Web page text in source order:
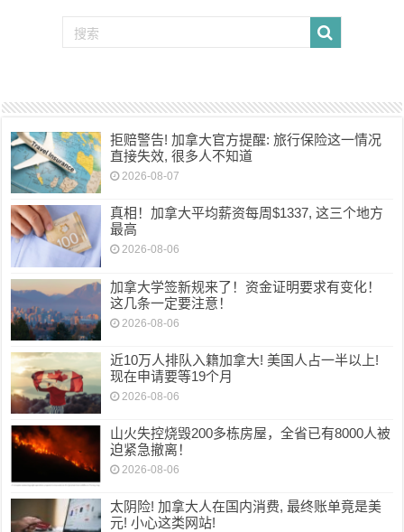
拒赔警告! 加拿大官方提醒: 旅行保险这一情况
直接失效, 很多人不知道
2026-08-07
真相！加拿大平均薪资每周$1337, 这三个地方
最高
2026-08-06
加拿大学签新规来了！资金证明要求有变化！
这几条一定要注意！
2026-08-06
近10万人排队入籍加拿大! 美国人占一半以上!
现在申请要等19个月
2026-08-06
山火失控烧毁200多栋房屋，全省已有8000人被
迫紧急撤离！
2026-08-06
太阴险! 加拿大人在国内消费, 最终账单竟是美
元! 小心这类网站!